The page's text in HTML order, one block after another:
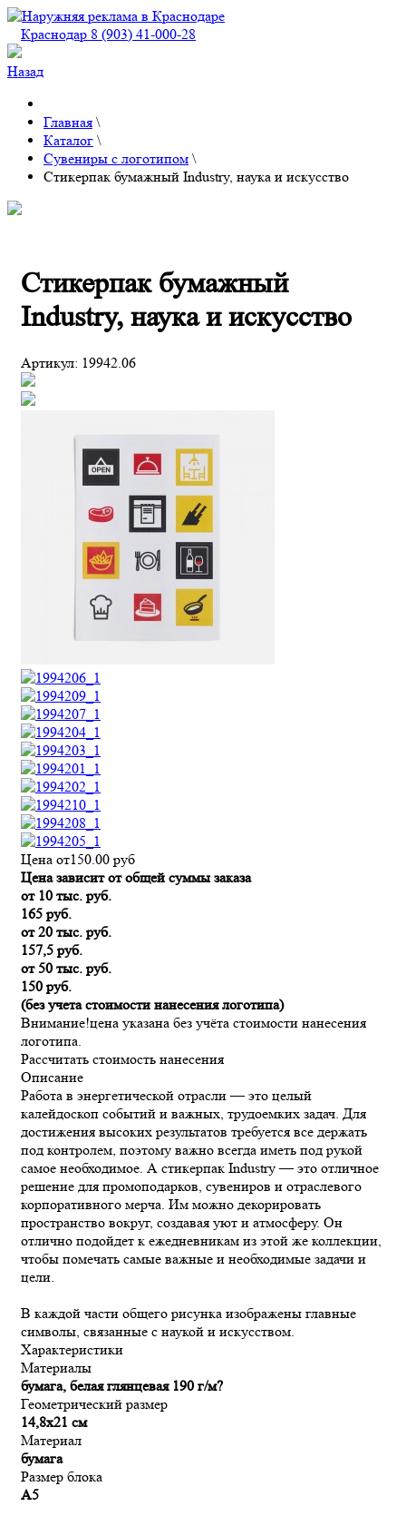
Краснодар 8 (903) 41-000-28
Назад
Главная \
Каталог \
Сувениры с логотипом \
Стикерпак бумажный Industry, наука и искусство
Стикерпак бумажный
Industry, наука и искусство
Артикул: 19942.06
Цена от150.00 руб
Цена зависит от общей суммы заказа
от 10 тыс. руб.
165 руб.
от 20 тыс. руб.
157,5 руб.
от 50 тыс. руб.
150 руб.
(без учета стоимости нанесения логотипа)
Внимание!цена указана без учёта стоимости нанесения
логотипа.
Рассчитать стоимость нанесения
Описание
Работа в энергетической отрасли — это целый
калейдоскоп событий и важных, трудоемких задач. Для
достижения высоких результатов требуется все держать
под контролем, поэтому важно всегда иметь под рукой
самое необходимое. А стикерпак Industry — это отличное
решение для промоподарков, сувениров и отраслевого
корпоративного мерча. Им можно декорировать
пространство вокруг, создавая уют и атмосферу. Он
отлично подойдет к ежедневникам из этой же коллекции,
чтобы помечать самые важные и необходимые задачи и
цели.
В каждой части общего рисунка изображены главные
символы, связанные с наукой и искусством.
Характеристики
Материалы
бумага, белая глянцевая 190 г/м?
Геометрический размер
14,8x21 см
Материал
бумага
Размер блока
А5